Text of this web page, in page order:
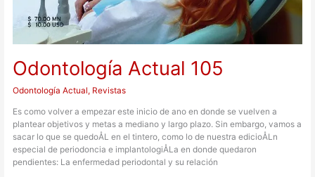
Odontología Actual 105
Odontología Actual, Revistas
Es como volver a empezar este inicio de ano en donde se vuelven a
plantear objetivos y metas a mediano y largo plazo. Sin embargo, vamos a
sacar lo que se quedoÅL en el tintero, como lo de nuestra edicioÅLn
especial de periodoncia e implantologiÅLa en donde quedaron
pendientes: La enfermedad periodontal y su relación